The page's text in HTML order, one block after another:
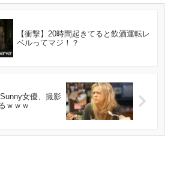
【衝撃】20時間起きてると飲酒運転レ
ベルってマジ！？
女優、撮影
ｗｗｗ